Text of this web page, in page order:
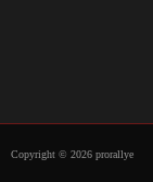
Copyright © 2026 prorallye